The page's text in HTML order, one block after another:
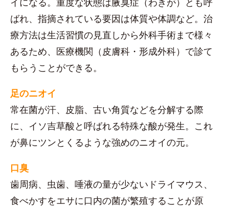
ばれ、指摘されている要因は体質や体調など。治
療方法は生活習慣の見直しから外科手術まで様々
あるため、医療機関（皮膚科・形成外科）で診て
もらうことができる。
足のニオイ
常在菌が汗、皮脂、古い角質などを分解する際
に、イソ吉草酸と呼ばれる特殊な酸が発生。これ
が鼻にツンとくるような強めのニオイの元。
口臭
歯周病、虫歯、唾液の量が少ないドライマウス、
食べかすをエサに口内の菌が繁殖することが原